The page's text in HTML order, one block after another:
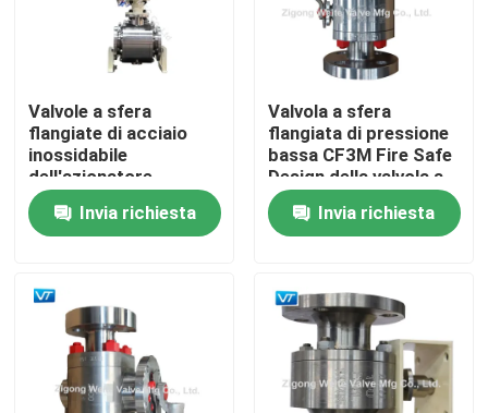
Controllo di qualità
Contattici
Richieda una citazione
Valvole del metanodotto
Valvole dell'oleodotto
Valvole a sfera
flangiate di acciaio
inossidabile
dell'azionatore
pneumatico F316 6"
150LBInvia richiesta
Valvola a sfera
flangiata di pressione
bassa CF3M Fire Safe
Design della valvola a
sfera di acciaio
inossidabile di API6D
Invia richiesta